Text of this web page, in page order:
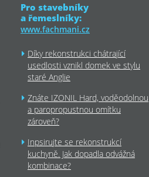
Pro stavebníky
a řemeslníky:
www.fachmani.cz
Díky rekonstrukci chátrající
usedlosti vznikl domek ve stylu
staré Anglie
Znáte IZONIL Hard, voděodolnou
a paropropustnou omítku
zároveň?
Inpsirujte se rekonstrukcí
kuchyně. Jak dopadla odvážná
kombinace?